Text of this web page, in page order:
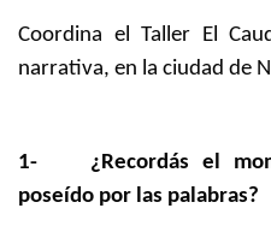
Coordina el Taller El
narrativa, en la ciudad de
1-
¿Recordás el
poseído por las palabras?